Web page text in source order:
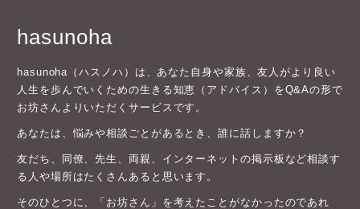
hasunoha
hasunoha（ハスノハ）は、あなた自身や家族、友人がより良い
人生を歩んでいくための生きる知恵（アドバイス）をQ&Aの形で
お坊さんよりいただくサービスです。
あなたは、悩みや相談ごとがあるとき、誰に話しますか？
友だち、同僚、先生、両親、インターネットの掲示板など相談す
る人や場所はたくさんあると思います。
そのひとつに、「お坊さん」を考えたことがなかったのであれ